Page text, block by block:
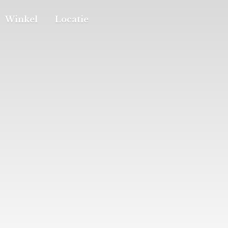
Winkel Locatie